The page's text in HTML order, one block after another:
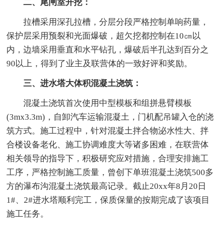
二、尾闸室开挖：
拉槽采用深孔拉槽，分层分段严格控制单响药量，
保护层采用预裂和光面爆破，超欠挖都控制在10㎝以
内，边墙采用垂直和水平钻孔，爆破后半孔达到百分之
90以上，得到了业主及联营体的一致好评和奖励。
三、进水塔大体积混凝土浇筑：
混凝土浇筑首次使用中型模板和组拼悬臂模板
(3mx3.3m)，自卸汽车运输混凝土，门机配吊罐入仓的浇
筑方式。施工过程中，针对混凝土拌合物泌水性大、拌
合楼设备老化、施工协调难度大等诸多困难，在联营体
相关领导的指导下，积极研究应对措施，合理安排施工
工序，严格控制施工质量，曾创下单班混凝土浇筑500多
方的瀑布沟混凝土浇筑最高记录。截止20xx年8月20日
1#、2#进水塔顺利完工，保质保量的按期完成了该项目
施工任务。